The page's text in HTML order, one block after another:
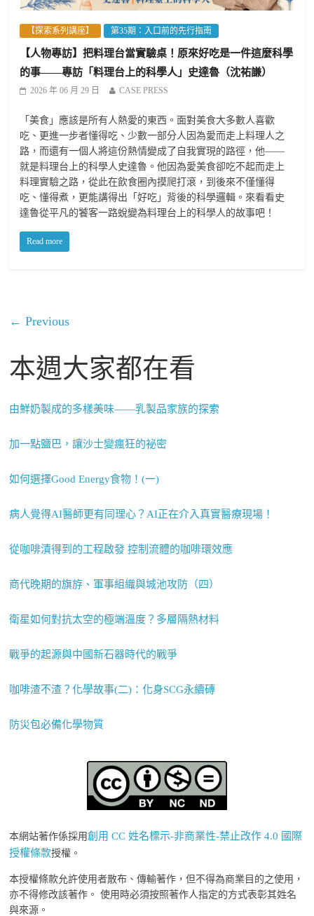
【探索系列講座】 第35期：入口前的先行指南
【人物專訪】把料理台當實驗桌！原來好吃是一件這麼科學
的事——專訪「料理台上的科學人」史達魯（沈祐謙）
2026 年 06 月 29 日 CASE PRESS
「美食」應該是所有人熱愛的東西。面對美食大多數人喜歡
吃、更進一步者懂得吃、少數一部分人因為愛而走上料理人之
路，而還有一個人將這份熱情變成了自我實現的路徑，他——
就是料理台上的科學人史達魯。他因為愛美食卻吃不起而走上
料理實驗之路，從此在飲食圈內摸爬打滾，到後來不僅懂得
吃、懂得煮，更能講得出「好吃」背後的科學邏輯。來看看史
達魯從平凡的饕客一路蛻變為料理台上的科學人的故事吧！
Read more
← Previous
本週大家都在看
由鮮奶製成的多樣美味——乳製品家族的探索
加一點鹽巴，讓沙士變瘋狂的祕密
如何選擇Good Energy食物！(一)
病人覺得AI醫師更有同理心？AI正在介入真實醫療現場！
從咖啡漬得到的工程啟發 控制流體的咖啡環效應
商代晚期的旗斿、軍事組織與城池攻防（四）
衛星如何對抗太空的極端溫度？多層隔熱材料
戰爭的起源與中國新石器時代的戰爭
咖啡渣不渣？化學故事(二)：化身SCG永續磚
防災包必備化學物質
本網站著作係採用創用 CC 姓名標示-非商業性-禁止改作 4.0 國際
授權條款授權。
本授權條款允許使用者散布、傳輸著作，但不得為商業目的之使用，
亦不得修改該著作。 使用時必須按照著作人指定的方式表彰其姓名
與來源。